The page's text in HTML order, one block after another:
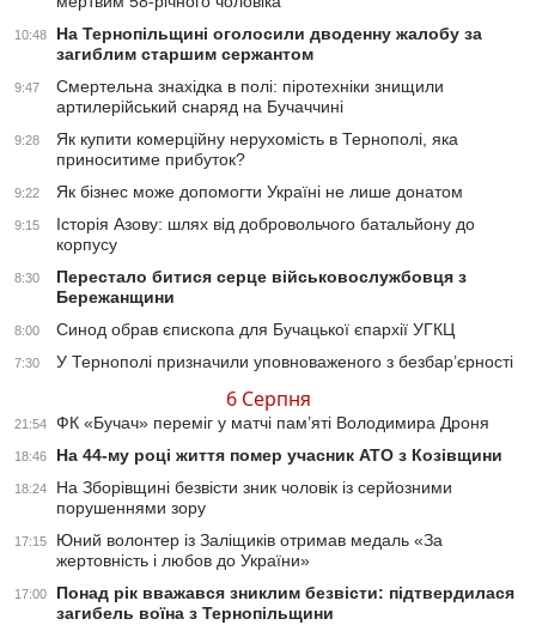
10:48
На Тернопільщині оголосили дводенну жалобу за
загиблим старшим сержантом
9:47
Смертельна знахідка в полі: піротехніки знищили
артилерійський снаряд на Бучаччині
9:28
Як купити комерційну нерухомість в Тернополі, яка
приноситиме прибуток?
9:22 Як бізнес може допомогти Україні не лише донатом
9:15
Історія Азову: шлях від добровольчого батальйону до
корпусу
8:30
Перестало битися серце військовослужбовця з
Бережанщини
8:00 Синод обрав єпископа для Бучацької єпархії УГКЦ
7:30 У Тернополі призначили уповноваженого з безбар’єрності
6 Серпня
21:54 ФК «Бучач» переміг у матчі пам’яті Володимира Дроня
18:46 На 44-му році життя помер учасник АТО з Козівщини
18:24
На Зборівщині безвісти зник чоловік із серйозними
порушеннями зору
17:15
Юний волонтер із Заліщиків отримав медаль «За
жертовність і любов до України»
17:00
Понад рік вважався зниклим безвісти: підтвердилася
загибель воїна з Тернопільщини